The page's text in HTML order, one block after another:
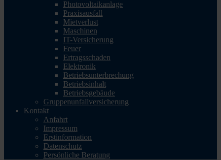
Photovoltaikanlage
Praxisausfall
Mietverlust
Maschinen
IT-Versicherung
Feuer
Ertragsschaden
Elektronik
Betriebsunterbrechung
Betriebsinhalt
Betriebsgebäude
Gruppenunfallversicherung
Kontakt
Anfahrt
Impressum
Erstinformation
Datenschutz
Persönliche Beratung